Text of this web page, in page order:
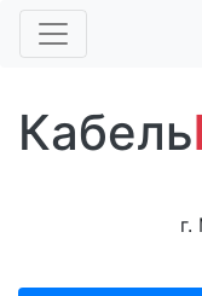
Кабель
г.